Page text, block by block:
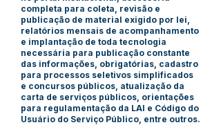
completa para coleta, revisão e
publicação de material exigido por lei,
relatórios mensais de acompanhamento
e implantação de toda tecnologia
necessária para publicação constante
das informações, obrigatórias, cadastro
para processos seletivos simplificados
e concursos públicos, atualização da
carta de serviços públicos, orientações
para regulamentação da LAI e Código do
Usuário do Serviço Público, entre outros.